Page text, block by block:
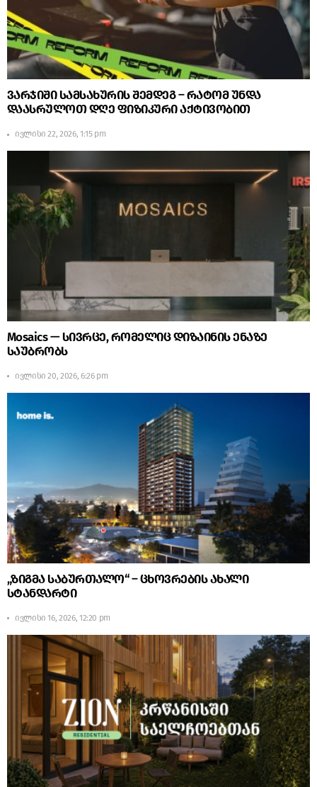
ვარჯიში სამსახურის შემდეგ – რატომ უნდა
დაასრულოთ დღე ფიზიკური აქტივობით
ივლისი 22, 2026, 1:15 pm
Mosaics — სივრცე, რომელიც დიზაინის ენაზე
საუბრობს
ივლისი 20, 2026, 6:26 pm
„ზიგმა საბურთალო“ – ცხოვრების ახალი
სტანდარტი
ივლისი 16, 2026, 12:20 pm